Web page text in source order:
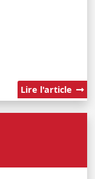
Lire l'article